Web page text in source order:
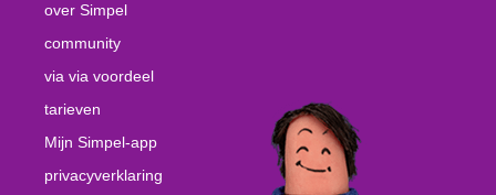
over Simpel
community
via via voordeel
tarieven
Mijn Simpel-app
privacyverklaring